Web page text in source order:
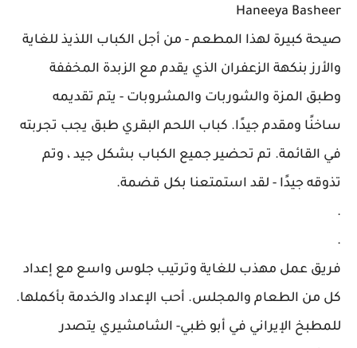
Haneeya Basheer
صيحة كبيرة لهذا المطعم - من أجل الكباب اللذيذ للغاية
والأرز بنكهة الزعفران الذي يقدم مع الزبدة المخففة
وطبق المزة والشوربات والمشروبات - يتم تقديمه
ساخنًا ومقدم جيدًا. كباب اللحم البقري طبق يجب تجربته
في القائمة. تم تحضير جميع الكباب بشكل جيد ، وتم
تذوقه جيدًا - لقد استمتعنا بكل قضمة.
.
.
فريق عمل مهذب للغاية وترتيب جلوس واسع مع إعداد
كل من الطعام والمجلس. أحب الإعداد والخدمة بأكملها.
للمطبخ الإيراني في أبو ظبي- الشامشيري يتصدر